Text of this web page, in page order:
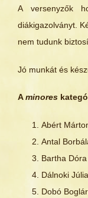
A versenyzők
diákigazolványt.
nem tudunk
Jó munkát és
Aminores
Abért
Antal
Bartha
Dálnoki
Dobó